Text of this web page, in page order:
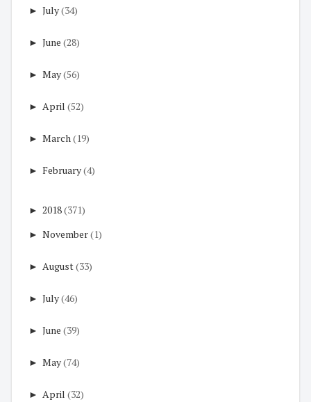
► July(34)
► June (28)
► May(56)
► April (52)
► March(19)
► February(4)
► 2018(371)
► November(1)
► August(33)
► July(46)
► June (39)
► May(74)
► April (32)